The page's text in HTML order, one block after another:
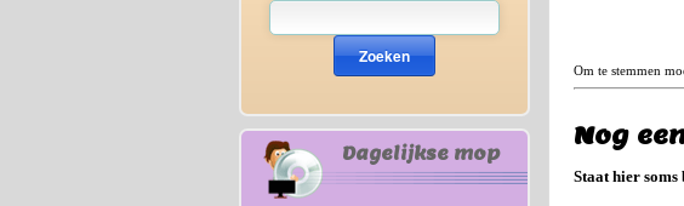
Zoeken
Dagelijkse mop
Om te stemmen
Nog
Staat hier